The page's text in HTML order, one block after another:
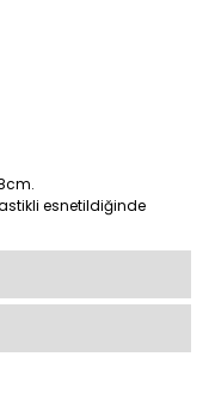
esnetildiğinde